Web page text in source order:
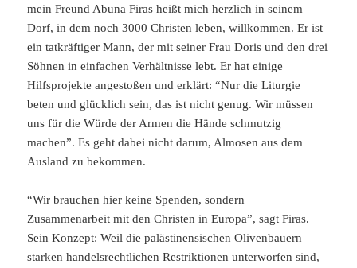
mein Freund Abuna Firas heißt mich herzlich in seinem
Dorf, in dem noch 3000 Christen leben, willkommen. Er ist
ein tatkräftiger Mann, der mit seiner Frau Doris und den drei
Söhnen in einfachen Verhältnisse lebt. Er hat einige
Hilfsprojekte angestoßen und erklärt: “Nur die Liturgie
beten und glücklich sein, das ist nicht genug. Wir müssen
uns für die Würde der Armen die Hände schmutzig
machen”. Es geht dabei nicht darum, Almosen aus dem
Ausland zu bekommen.
“Wir brauchen hier keine Spenden, sondern
Zusammenarbeit mit den Christen in Europa”, sagt Firas.
Sein Konzept: Weil die palästinensischen Olivenbauern
starken handelsrechtlichen Restriktionen unterworfen sind,